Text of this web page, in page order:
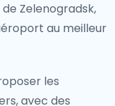
Zelenogradsk,
au meilleur
les
avec des